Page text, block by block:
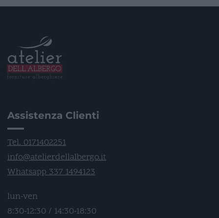
Assistenza Clienti
Tel. 0171402251
info@atelierdellalbergo.it
Whatsapp 337 1494123
lun-ven
8:30-12:30 / 14:30-18:30